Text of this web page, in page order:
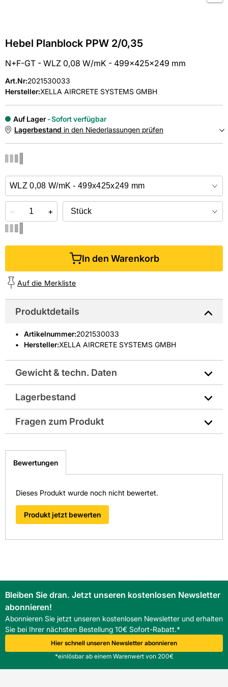
Hebel Planblock PPW 2/0,35
N+F-GT - WLZ 0,08 W/mK - 499x425x249 mm
Art.Nr:2021530033
Hersteller:XELLA AIRCRETE SYSTEMS GMBH
Auf Lager
Sofort verfügbar
Lagerbestand in den Niederlassungen prüfen
Online kaufen &kostenlosin der Niederlassung abholen
− +
In den Warenkorb
Auf die Merkliste
Produktdetails
Artikelnummer:2021530033
Hersteller:XELLA AIRCRETE SYSTEMS GMBH
Gewicht & techn. Daten
Hersteller-Art.-Nr.: 10012115
EAN: 2100008153703
Lagerbestand
Fragen zum Produkt
weitergeleitet zu werden. Wir werden Ihre Anfrage
schnellstmöglich bearbeiten.
Bewertungen
Dieses Produkt wurde noch nicht bewertet.
Produkt jetzt bewerten
Bleiben Sie dran. Jetzt unseren kostenlosen Newsletter
abonnieren!
Abonnieren Sie jetzt unseren kostenlosen Newsletter und erhalten
Sie bei Ihrer nächsten Bestellung 10€ Sofort-Rabatt.*
Hier schnell unseren Newsletter abonnieren
*einlösbar ab einem Warenwert von 200€